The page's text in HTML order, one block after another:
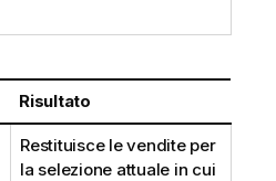
Risultato
Restituisce le vendite per
la selezione attuale in cui